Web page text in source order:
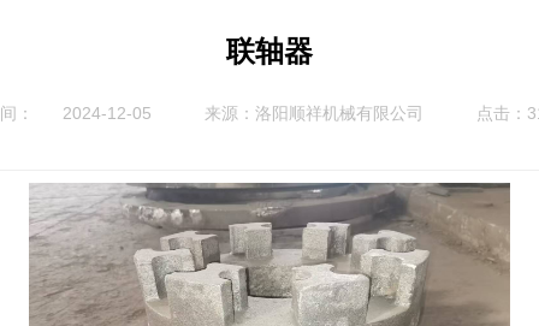
联轴器
： 2024-12-05 来源： 洛阳顺祥机械有限公司 点击：